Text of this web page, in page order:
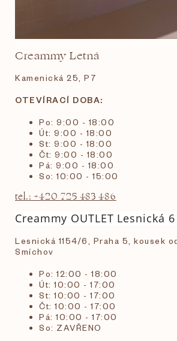
Creammy Letná
Kamenická 25, P7
OTEVÍRACÍ DOBA:
Po: 9:00 - 18:00
Út: 9:00 - 18:00
St: 9:00 - 18:00
Čt: 9:00 - 18:00
Pá: 9:00 - 18:00
So: 10:00 - 15:00
tel.: +420 725 483 486
Creammy OUTLET Lesnická 6
Lesnická 1154/6, Praha 5, kousek
Smíchov
Po: 12:00 - 18:00
Út: 10:00 - 17:00
St: 10:00 - 17:00
Čt: 10:00 - 17:00
Pá: 10:00 - 17:00
So: ZAVŘENO